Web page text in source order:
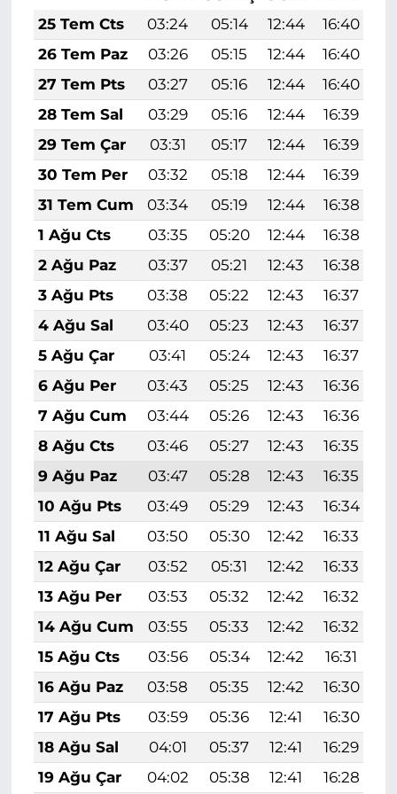
25 Tem Cts
03:24 05:14 12:44 16:40
26 Tem Paz
03:26 05:15 12:44 16:40
27 Tem Pts
03:27 05:16 12:44 16:40
28 Tem Sal
03:29 05:16 12:44 16:39
29 Tem Çar
03:31 05:17 12:44 16:39
30 Tem Per
03:32 05:18 12:44 16:39
31 Tem Cum
03:34 05:19 12:44 16:38
1 Ağu Cts
03:35 05:20 12:44 16:38
2 Ağu Paz
03:37 05:21 12:43 16:38
3 Ağu Pts
03:38 05:22 12:43 16:37
4 Ağu Sal
03:40 05:23 12:43 16:37
5 Ağu Çar
03:41 05:24 12:43 16:37
6 Ağu Per
03:43 05:25 12:43 16:36
7 Ağu Cum
03:44 05:26 12:43 16:36
8 Ağu Cts
03:46 05:27 12:43 16:35
9 Ağu Paz
03:47 05:28 12:43 16:35
10 Ağu Pts
03:49 05:29 12:43 16:34
11 Ağu Sal
03:50 05:30 12:42 16:33
12 Ağu Çar
03:52 05:31 12:42 16:33
13 Ağu Per
03:53 05:32 12:42 16:32
14 Ağu Cum
03:55 05:33 12:42 16:32
15 Ağu Cts
03:56 05:34 12:42 16:31
16 Ağu Paz
03:58 05:35 12:42 16:30
17 Ağu Pts
03:59 05:36 12:41 16:30
18 Ağu Sal
04:01 05:37 12:41 16:29
19 Ağu Çar
04:02 05:38 12:41 16:28